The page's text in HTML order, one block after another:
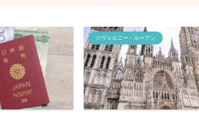
ジヴェルニー・ルーアン